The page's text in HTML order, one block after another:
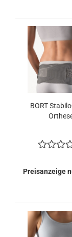
BORT
Preisanzeige